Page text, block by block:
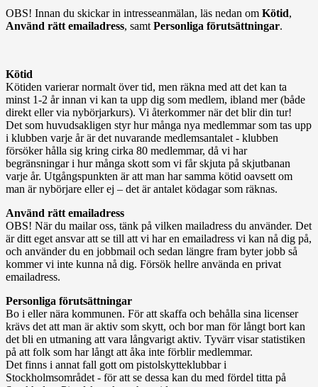
OBS! Innan du skickar in intresseanmälan, läs nedan om Kötid,
Använd rätt emailadress, samt Personliga förutsättningar.
Kötid
Kötiden varierar normalt över tid, men räkna med att det kan ta
minst 1-2 år innan vi kan ta upp dig som medlem, ibland mer (både
direkt eller via nybörjarkurs). Vi återkommer när det blir din tur!
Det som huvudsakligen styr hur många nya medlemmar som tas upp
i klubben varje år är det nuvarande medlemsantalet - klubben
försöker hålla sig kring cirka 80 medlemmar, då vi har
begränsningar i hur många skott som vi får skjuta på skjutbanan
varje år. Utgångspunkten är att man har samma kötid oavsett om
man är nybörjare eller ej – det är antalet ködagar som räknas.
Använd rätt emailadress
OBS! När du mailar oss, tänk på vilken mailadress du använder. Det
är ditt eget ansvar att se till att vi har en emailadress vi kan nå dig på,
och använder du en jobbmail och sedan längre fram byter jobb så
kommer vi inte kunna nå dig. Försök hellre använda en privat
emailadress.
Personliga förutsättningar
Bo i eller nära kommunen. För att skaffa och behålla sina licenser
krävs det att man är aktiv som skytt, och bor man för långt bort kan
det bli en utmaning att vara långvarigt aktiv. Tyvärr visar statistiken
på att folk som har långt att åka inte förblir medlemmar.
Det finns i annat fall gott om pistolskytteklubbar i
Stockholmsområdet - för att se dessa kan du med fördel titta på